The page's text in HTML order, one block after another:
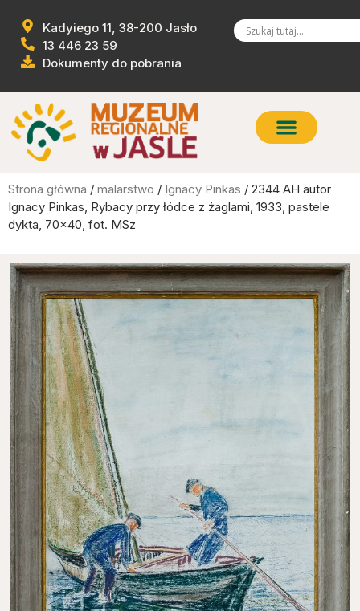
Kadyiego 11, 38-200 Jasło
13 446 23 59
Dokumenty do pobrania
Strona główna / malarstwo / Ignacy Pinkas / 2344 AH autor
Ignacy Pinkas, Rybacy przy łódce z żaglami, 1933, pastele
dykta, 70×40, fot. MSz